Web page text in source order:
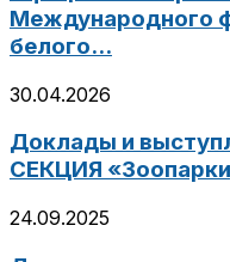
Международного
белого...
30.04.2026
Доклады и
СЕКЦИЯ
24.09.2025